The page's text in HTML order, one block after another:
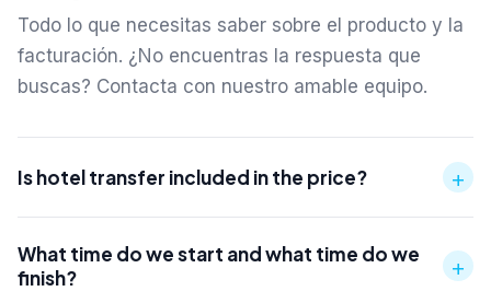
Todo lo que necesitas saber sobre el producto y la
facturación. ¿No encuentras la respuesta que
buscas? Contacta con nuestro amable equipo.
Is hotel transfer included in the price? +
What time do we start and what time do we
finish?
+